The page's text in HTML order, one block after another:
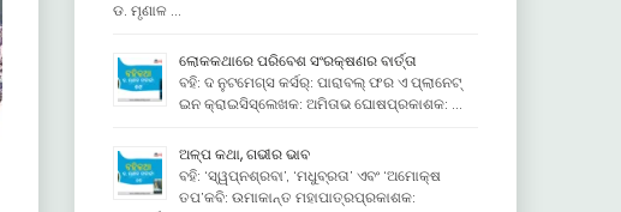
ଡ. ମୃଣାଳ …
ଲୋକକଥାରେ ପରିବେଶ ସଂରକ୍ଷଣର ବାର୍ତ୍ତା
ବହି: ଦ ନୁଟମେଗ୍ସ କର୍ସର୍: ପାରାବଲ୍ ଫର ଏ ପ୍ଲାନେଟ୍
ଇନ କ୍ରାଇସିସ୍ଲେଖକ: ଅମିତାଭ ଘୋଷପ୍ରକାଶକ: …
ଅଳ୍ପ କଥା, ଗଭୀର ଭାବ
ବହି: ‘ସ୍ୱପ୍ନଶ୍ରବା’, ‘ମଧୁବ୍ରତା’ ଏବଂ ‘ଅମୋକ୍ଷ
ତପ’କବି: ଉମାକାନ୍ତ ମହାପାତ୍ରପ୍ରକାଶକ: